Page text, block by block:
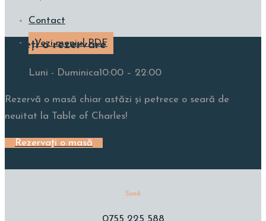
Contact
Vezi meniul PDF
Faceți o rezervare
Luni - Duminica10:00 – 22:00
Rezervă o masă chiar astăzi și petrece o seară de
neuitat la Table of Charles!
Rezervați o masă
Sună
0755 225 588